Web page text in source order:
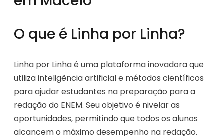
O que é Linha por Linha?
Linha por Linha é uma plataforma inovadora que
utiliza inteligência artificial e métodos científicos
para ajudar estudantes na preparação para a
redação do ENEM. Seu objetivo é nivelar as
oportunidades, permitindo que todos os alunos
alcancem o máximo desempenho na redação.